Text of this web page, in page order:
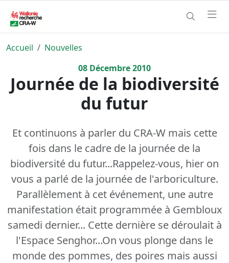
Accueil
Nouvelles
08 Décembre2010
Journée de la biodiversité
du futur
Et continuons à parler du CRA-W mais cette
fois dans le cadre de la journée de la
biodiversité du futur...Rappelez-vous, hier on
vous a parlé de la journée de l'arboriculture.
Parallèlement à cet événement, une autre
manifestation était programmée à Gembloux
samedi dernier... Cette dernière se déroulait à
l'Espace Senghor...On vous plonge dans le
monde des pommes, des poires mais aussi